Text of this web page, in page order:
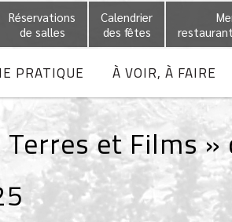
Réservations
de salles
Calendrier
des fêtes
PRATIQUE À VOIR, À FAIRE
et Films